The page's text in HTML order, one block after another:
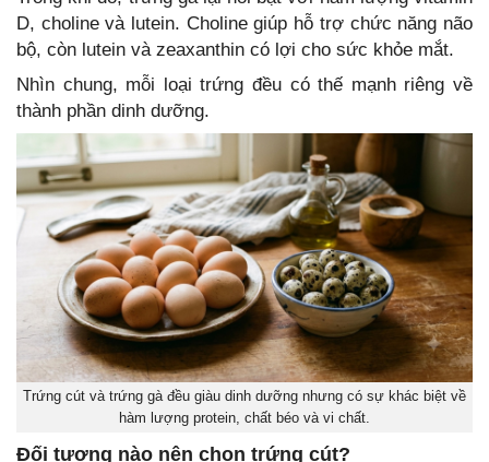
D, choline và lutein. Choline giúp hỗ trợ chức năng não
bộ, còn lutein và zeaxanthin có lợi cho sức khỏe mắt.
Nhìn chung, mỗi loại trứng đều có thế mạnh riêng về
thành phần dinh dưỡng.
Trứng cút và trứng gà đều giàu dinh dưỡng nhưng có sự khác biệt về
hàm lượng protein, chất béo và vi chất.
Đối tượng nào nên chọn trứng cút?